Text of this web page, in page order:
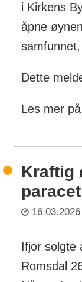
i Kirkens
åpne
Dette
Les mer
Kraftig
paracet
16.03.2026
Ifjor solgte
Romsdal